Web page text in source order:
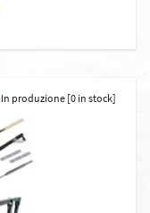
In produzione [0 in stock]